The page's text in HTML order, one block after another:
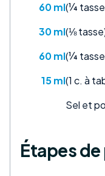
60 ml(¼
30 ml(⅛
60 ml(¼
15 ml(1 c. à
Sel et
Étapes